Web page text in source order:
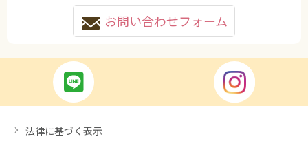
お問い合わせフォーム
法律に基づく表示